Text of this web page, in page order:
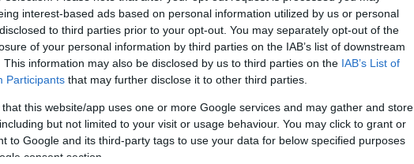
interest-based ads based on personal information utilized by us or personal
to third parties prior to your opt-out. You may separately opt-out of the
of your personal information by third parties on the IAB’s list of downstream
This information may also be disclosed by us to third parties on the IAB’s List of
Participants that may further disclose it to other third parties.
that this website/app uses one or more Google services and may gather and store
but not limited to your visit or usage behaviour. You may click to grant or
to Google and its third-party tags to use your data for below specified purposes
consent section.